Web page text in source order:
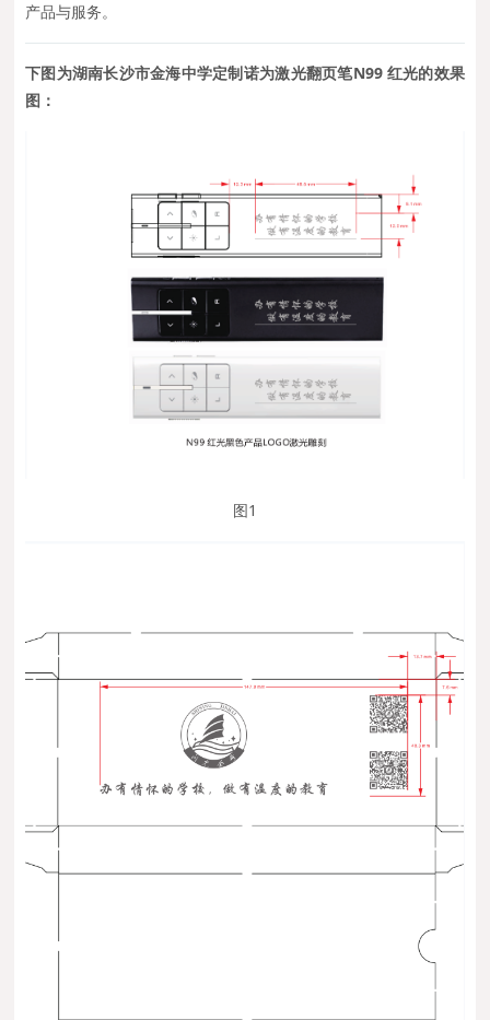
产品与服务。
下图为湖南长沙市金海中学定制诺为激光翻页笔N99 红光的效果
图：
图1